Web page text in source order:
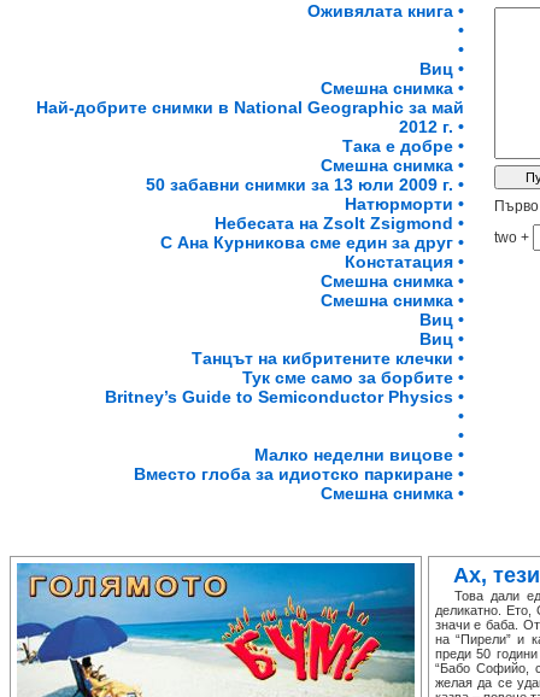
Първо
two +
Оживялата книга •
•
•
Виц •
Смешна снимка •
Най-добрите снимки в National Geographic за май
2012 г. •
Така е добре •
Смешна снимка •
50 забавни снимки за 13 юли 2009 г. •
Натюрморти •
Небесата на Zsolt Zsigmond •
С Ана Курникова сме един за друг •
Констатация •
Смешна снимка •
Смешна снимка •
Виц •
Виц •
Танцът на кибритените клечки •
Тук сме само за борбите •
Britney’s Guide to Semiconductor Physics •
•
•
Малко неделни вицове •
Вместо глоба за идиотско паркиране •
Смешна снимка •
Ах,
Това дали
деликатно.
значи е баба.
на “Пирели” и
преди 50
“Бабо Софийо,
желая да се